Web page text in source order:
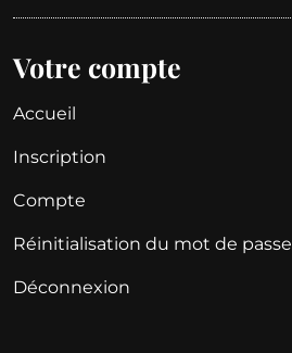
Votre compte
Accueil
Inscription
Compte
Réinitialisation du mot de passe
Déconnexion